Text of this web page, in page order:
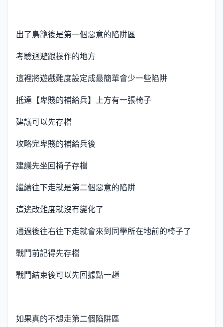
出了鳥籠後是第一個惡意的陷阱區
考驗迴避跟操作的地方
這裡將遊戲難度設定成最簡單會少一些陷阱
抵達【卑賤的補給兵】上方有一張椅子
建議可以先存檔
攻略完卑賤的補給兵後
建議先坐回椅子存檔
繼續往下走就是第二個惡意的陷阱
這邊改難度就沒有變化了
通過後往右往下走就會來到同學所在地前的椅子了
戰鬥前記得先存檔
戰鬥結束後可以先回據點一趟
如果真的不想走第二個陷阱區